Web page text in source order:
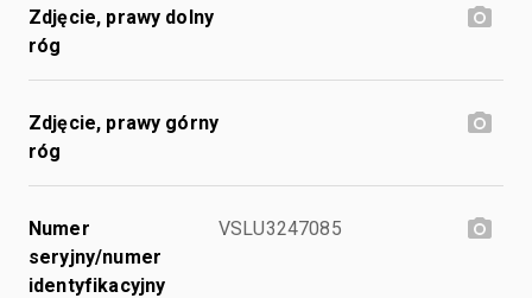
Zdjęcie, prawy dolny
róg
Zdjęcie, prawy górny
róg
Numer
seryjny/numer
identyfikacyjny
VSLU3247085